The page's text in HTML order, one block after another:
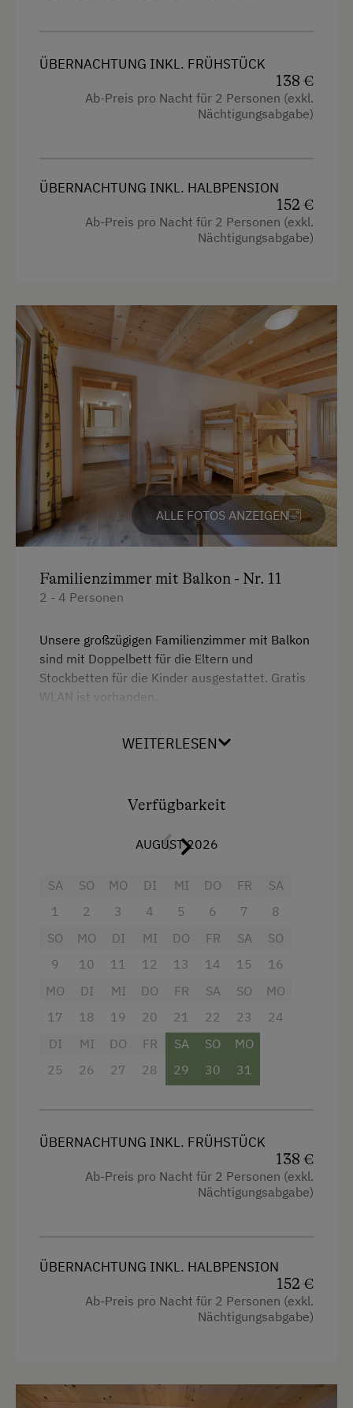
ÜBERNACHTUNG INKL. FRÜHSTÜCK
138 €
Ab-Preis pro Nacht für 2 Personen (exkl.
Nächtigungsabgabe)
ÜBERNACHTUNG INKL. HALBPENSION
152 €
Ab-Preis pro Nacht für 2 Personen (exkl.
Nächtigungsabgabe)
ALLE FOTOS ANZEIGEN
Familienzimmer mit Balkon - Nr. 11
2 - 4 Personen
Unsere großzügigen Familienzimmer mit Balkon
sind mit Doppelbett für die Eltern und
Stockbetten für die Kinder ausgestattet. Gratis
WLAN ist vorhanden.
WEITERLESEN
Verfügbarkeit
AUGUST 2026
SA
1
SO
2
MO
3
DI
4
MI
5
DO
6
FR
7
SA
8
SO
9
MO
10
DI
11
MI
12
DO
13
FR
14
SA
15
SO
16
MO
17
DI
18
MI
19
DO
20
FR
21
SA
22
SO
23
MO
24
DI
25
MI
26
DO
27
FR
28
SA
29
SO
30
MO
31
ÜBERNACHTUNG INKL. FRÜHSTÜCK
138 €
Ab-Preis pro Nacht für 2 Personen (exkl.
Nächtigungsabgabe)
ÜBERNACHTUNG INKL. HALBPENSION
152 €
Ab-Preis pro Nacht für 2 Personen (exkl.
Nächtigungsabgabe)